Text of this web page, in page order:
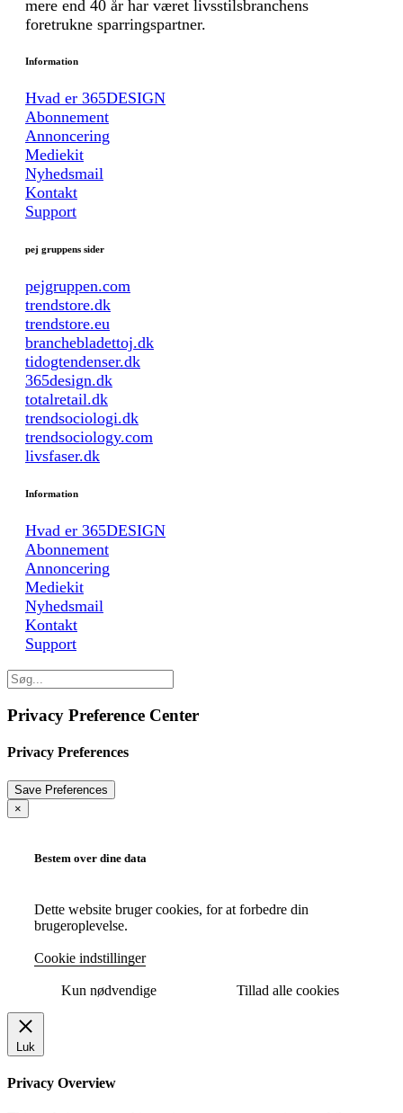
mere end 40 år har været livsstilsbranchens
foretrukne sparringspartner.
Information
Hvad er 365DESIGN
Abonnement
Annoncering
Mediekit
Nyhedsmail
Kontakt
Support
pej gruppens sider
pejgruppen.com
trendstore.dk
trendstore.eu
branchebladettoj.dk
tidogtendenser.dk
365design.dk
totalretail.dk
trendsociologi.dk
trendsociology.com
livsfaser.dk
Information
Hvad er 365DESIGN
Abonnement
Annoncering
Mediekit
Nyhedsmail
Kontakt
Support
Privacy Preference Center
Privacy Preferences
×
Bestem over dine data
Dette website bruger cookies, for at forbedre din
brugeroplevelse.
Cookie indstillinger
Kun nødvendige Tillad alle cookies
Luk
Privacy Overview